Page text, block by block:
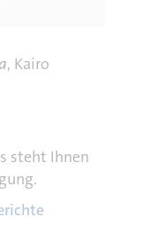
, Kairo
steht Ihnen